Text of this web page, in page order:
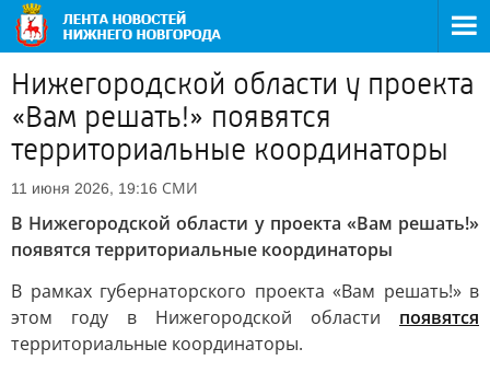
Нижегородской области у проекта
«Вам решать!» появятся
территориальные координаторы
11 июня 2026, 19:16 СМИ
В Нижегородской области у проекта «Вам решать!»
появятся территориальные координаторы
В рамках губернаторского проекта «Вам решать!» в
этом году в Нижегородской области появятся
территориальные координаторы.